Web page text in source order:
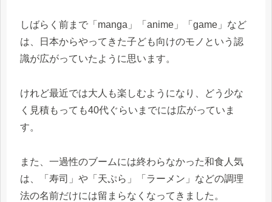
しばらく前まで「manga」「anime」「game」など
は、日本からやってきた子ども向けのモノという認
識が広がっていたように思います。
けれど最近では大人も楽しむようになり、どう少な
く見積もっても40代ぐらいまでには広がっていま
す。
また、一過性のブームには終わらなかった和食人気
は、「寿司」や「天ぷら」「ラーメン」などの調理
法の名前だけには留まらなくなってきました。